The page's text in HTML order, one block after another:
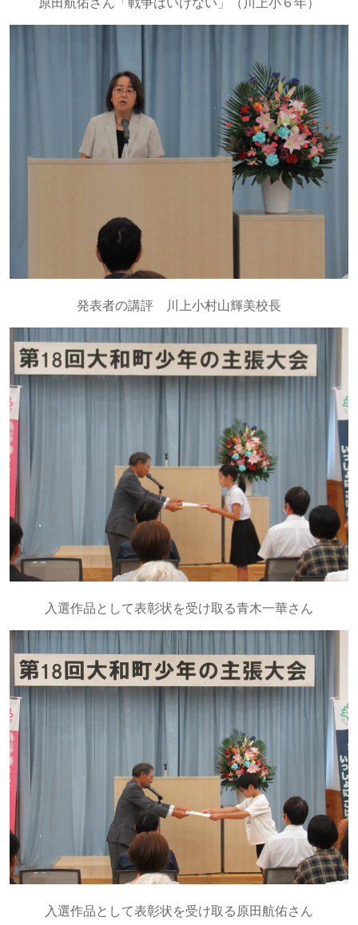
発表者の講評 川上小村山輝美校長
入選作品として表彰状を受け取る青木一華さん
入選作品として表彰状を受け取る原田航佑さん